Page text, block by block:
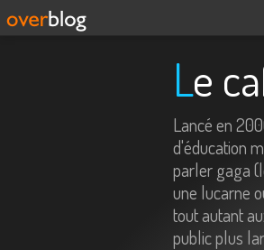
Le
Lancé en
d'éducation
parler gaga
une lucarne
tout autant
public plus